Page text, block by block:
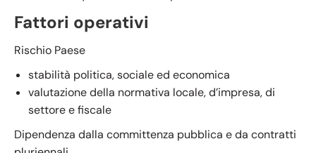
Fattori operativi
Rischio Paese
stabilità politica, sociale ed economica
valutazione della normativa locale, d’impresa, di
settore e fiscale
Dipendenza dalla committenza pubblica e da contratti